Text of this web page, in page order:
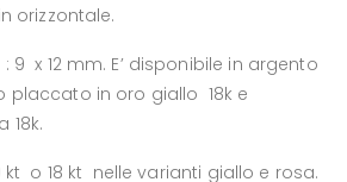
orizzontale.
9 x 12 mm. E’ disponibile in argento
placcato in oro giallo 18k e
18k.
kt o 18 kt nelle varianti giallo e rosa.